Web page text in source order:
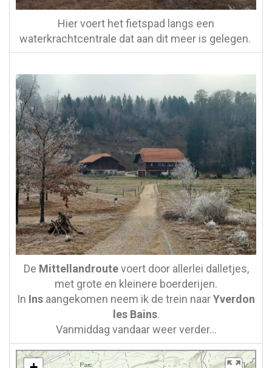
Hier voert het fietspad langs een
waterkrachtcentrale dat aan dit meer is gelegen.
De Mittellandroutevoert door allerlei dalletjes,
met grote en kleinere boerderijen.
In Ins aangekomen neem ik de trein naarYverdon
les Bains.
Vanmiddag vandaar weer verder…